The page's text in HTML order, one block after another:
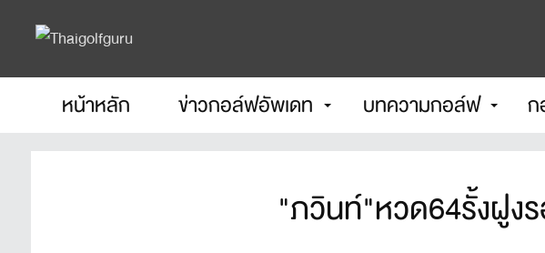
หน้าหลัก ข่าวกอล์ฟอัพเดท บทความกอล์ฟ
"ภวินท์"หวด64รั้งฝูง